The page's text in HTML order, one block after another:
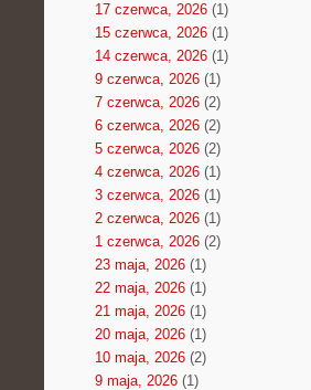
17 czerwca, 2026(1)
15 czerwca, 2026(1)
14 czerwca, 2026(1)
9 czerwca, 2026(1)
7 czerwca, 2026(2)
6 czerwca, 2026(2)
5 czerwca, 2026(2)
4 czerwca, 2026(1)
3 czerwca, 2026(1)
2 czerwca, 2026(1)
1 czerwca, 2026(2)
23 maja, 2026(1)
22 maja, 2026(1)
21 maja, 2026(1)
20 maja, 2026(1)
10 maja, 2026(2)
9 maja, 2026(1)